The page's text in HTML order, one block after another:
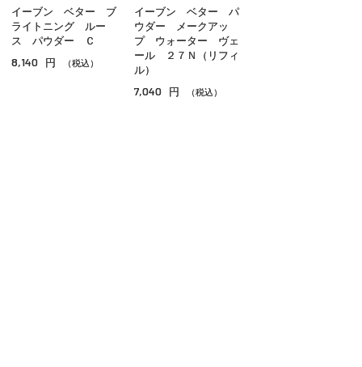
ＢＢ／ＣＣクリーム
コンシーラー
イーブン ベター ブ
ライトニング ルー
ス パウダー Ｃ
8,140 円 （税込）
イーブン ベター パ
ウダー メークアッ
プ ウォーター ヴェ
ール ２７Ｎ（リフィ
ル）
7,040 円 （税込）